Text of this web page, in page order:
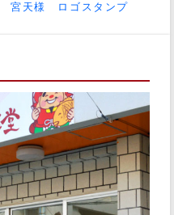
宮天様 ロゴスタンプ